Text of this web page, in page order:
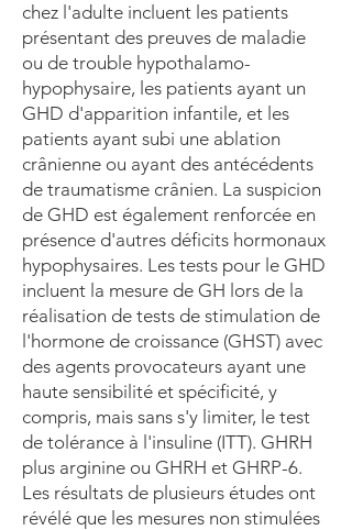
chez l'adulte incluent les patients
présentant des preuves de maladie
ou de trouble hypothalamo-
hypophysaire, les patients ayant un
GHD d'apparition infantile, et les
patients ayant subi une ablation
crânienne ou ayant des antécédents
de traumatisme crânien. La suspicion
de GHD est également renforcée en
présence d'autres déficits hormonaux
hypophysaires. Les tests pour le GHD
incluent la mesure de GH lors de la
réalisation de tests de stimulation de
l'hormone de croissance (GHST) avec
des agents provocateurs ayant une
haute sensibilité et spécificité, y
compris, mais sans s'y limiter, le test
de tolérance à l'insuline (ITT). GHRH
plus arginine ou GHRH et GHRP-6.
Les résultats de plusieurs études ont
révélé que les mesures non stimulées